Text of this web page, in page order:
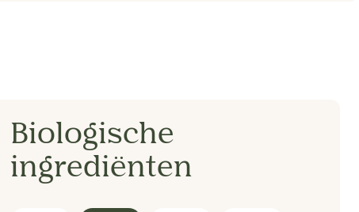
Biologische
ingrediënten